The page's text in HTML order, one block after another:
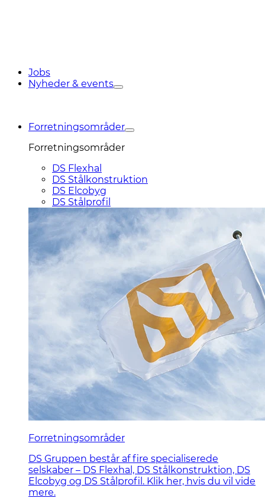
Jobs
Nyheder & events
Forretningsområder
Forretningsområder
DS Flexhal
DS Stålkonstruktion
DS Elcobyg
DS Stålprofil
Forretningsområder
DS Gruppen består af fire specialiserede
selskaber – DS Flexhal, DS Stålkonstruktion, DS
Elcobyg og DS Stålprofil. Klik her, hvis du vil vide
mere.